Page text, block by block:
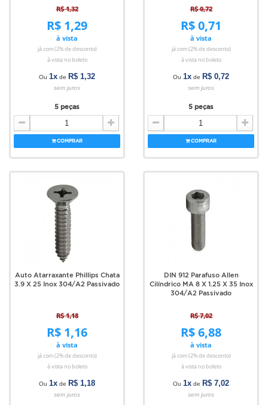
R$ 1,32
R$ 1,29
à vista
já com (2% de desconto)
à vista no boleto
Ou 1x de R$ 1,32
sem juros
5 peças
COMPRAR
R$ 0,72
R$ 0,71
à vista
já com (2% de desconto)
à vista no boleto
Ou 1x de R$ 0,72
sem juros
5 peças
COMPRAR
Auto Atarraxante Phillips Chata
3.9 X 25 Inox 304/A2 Passivado
R$ 1,18
R$ 1,16
à vista
já com (2% de desconto)
à vista no boleto
Ou 1x de R$ 1,18
sem juros
DIN 912 Parafuso Allen
Cilíndrico MA 8 X 1.25 X 35 Inox
304/A2 Passivado
R$ 7,02
R$ 6,88
à vista
já com (2% de desconto)
à vista no boleto
Ou 1x de R$ 7,02
sem juros